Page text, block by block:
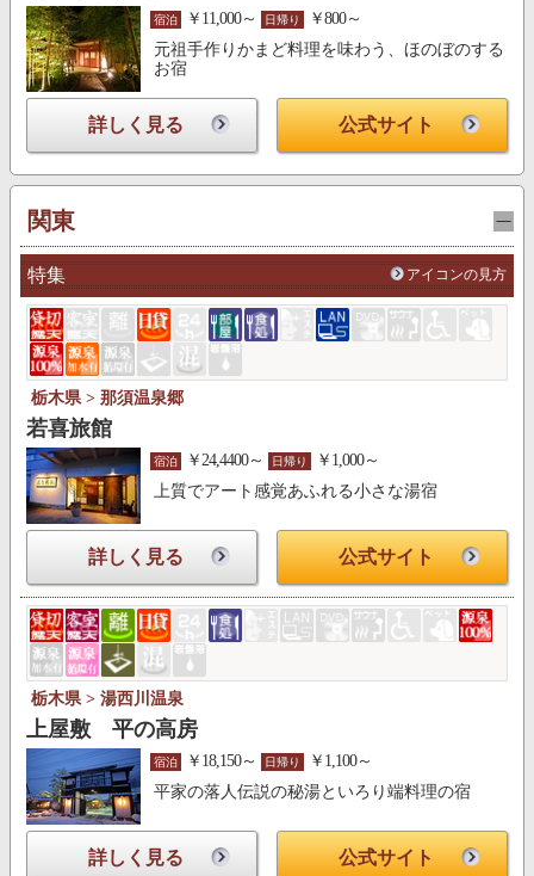
宿泊 ￥11,000～ 日帰り
￥800～
元祖手作りかまど料理を味わう、ほのぼのする
お宿
詳しく見る 公式サイト
関東
特集 アイコンの見方
栃木県 > 那須温泉郷
若喜旅館
宿泊 ￥24,4400～ 日帰り
￥1,000～
上質でアート感覚あふれる小さな湯宿
詳しく見る 公式サイト
栃木県 > 湯西川温泉
上屋敷 平の高房
宿泊 ￥18,150～ 日帰り
￥1,100～
平家の落人伝説の秘湯といろり端料理の宿
詳しく見る 公式サイト